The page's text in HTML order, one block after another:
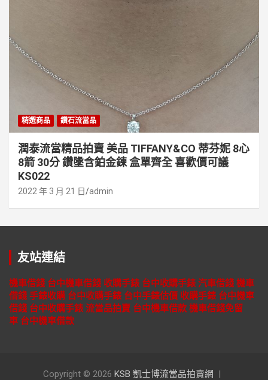
精選商品 鑽石流當品
潤泰流當精品拍賣 美品 TIFFANY&CO 蒂芬妮 8心
8箭 30分 鑽墬含鉑金鍊 盒單齊全 喜歡價可議
KS022
2022 年 3 月 21 日 admin
友站連結
機車借錢 台中機車借錢 收購手錶 台中收購手錶 汽車借錢 機車
借錢 手錶收購 台中收購手錶 台中手錶估價 收購手錶 台中機車
借錢 台中收購手錶 流當品拍賣 台中機車借款 機車借錢免留
車 台中機車借款
Copyright © 2026 KSB 凱士博流當品拍賣網